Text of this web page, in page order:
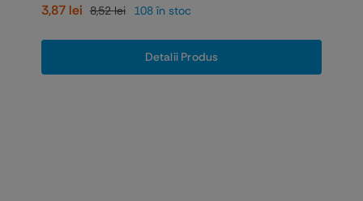
8,52leiPrețul
inițial
fost:
3,87 lei
Prețul
curent
este:
3,87 lei.
108 în stoc
Detalii Produs